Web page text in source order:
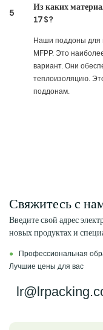
5
Из каких
17S?
Наши поддоны для
MFPP. Это
вариант. Они
теплоизоляцию.
поддонам.
Свяжитесь с
Введите свой адрес
новых продуктах и
● Профессиональная
Лучшие цены для вас